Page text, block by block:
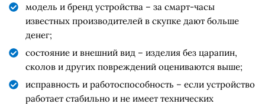
модель и бренд устройства – за смарт-часы
известных производителей в скупке дают больше
денег;
состояние и внешний вид – изделия без царапин,
сколов и других повреждений оцениваются выше;
исправность и работоспособность – если устройство
работает стабильно и не имеет технических